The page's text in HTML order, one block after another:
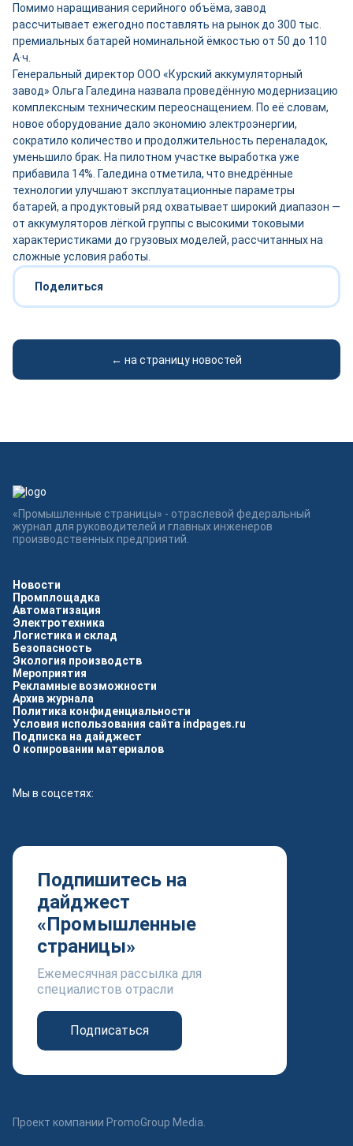
Помимо наращивания серийного объёма, завод
рассчитывает ежегодно поставлять на рынок до 300 тыс.
премиальных батарей номинальной ёмкостью от 50 до 110
А·ч.
Генеральный директор ООО «Курский аккумуляторный
завод» Ольга Галедина назвала проведённую модернизацию
комплексным техническим переоснащением. По её словам,
новое оборудование дало экономию электроэнергии,
сократило количество и продолжительность переналадок,
уменьшило брак. На пилотном участке выработка уже
прибавила 14%. Галедина отметила, что внедрённые
технологии улучшают эксплуатационные параметры
батарей, а продуктовый ряд охватывает широкий диапазон —
от аккумуляторов лёгкой группы с высокими токовыми
характеристиками до грузовых моделей, рассчитанных на
сложные условия работы.
Поделиться
← на страницу новостей
Новости
Промплощадка
Автоматизация
Электротехника
Логистика и склад
Безопасность
Экология производств
Мероприятия
Рекламные возможности
Архив журнала
Политика конфиденциальности
Условия использования сайта indpages.ru
Подписка на дайджест
О копировании материалов
Мы в соцсетях:
Подпишитесь на
дайджест
«Промышленные
страницы»
Ежемесячная рассылка для
специалистов отрасли
Подписаться
«Промышленные страницы» - отраслевой федеральный
журнал для руководителей и главных инженеров
производственных предприятий.
Проект компании PromoGroup Media.